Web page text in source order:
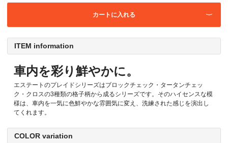
カートに入れる
ITEM information
車内を彩り鮮やかに。
エステートのプレイドシリーズはブロックチェック・タータンチェッ
ク・クロスの3種類の格子柄から成るシリーズです。そのハイセンスな模
様は、車内を一気に色鮮やかな雰囲気に変え、洗練された感じを演出し
てくれます。
COLOR variation